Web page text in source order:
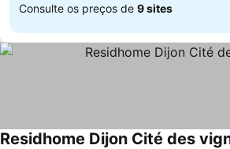
Consulte os preços de 9 sites
Residhome Dijon Cité des